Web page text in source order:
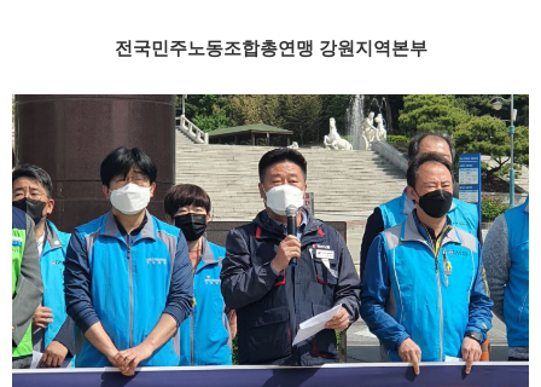
전국민주노동조합총연맹 강원지역본부